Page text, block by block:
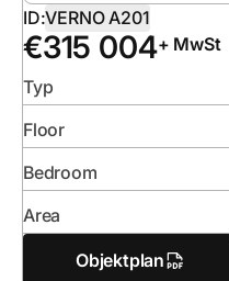
ID:VERNO A201
€315 004+ MwSt
Typ
Floor
Bedroom
Area
Objektplan